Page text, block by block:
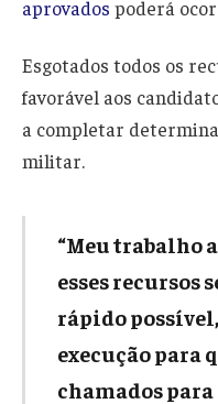
aprovados poderá
Esgotados todos os
favorável aos
a completar
militar.
“Meu trabalho
esses recursos
rápido
execução para
chamados para